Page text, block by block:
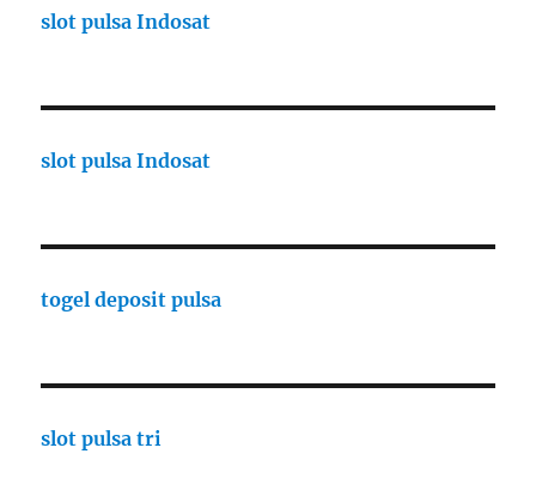
slot pulsa Indosat
slot pulsa Indosat
togel deposit pulsa
slot pulsa tri